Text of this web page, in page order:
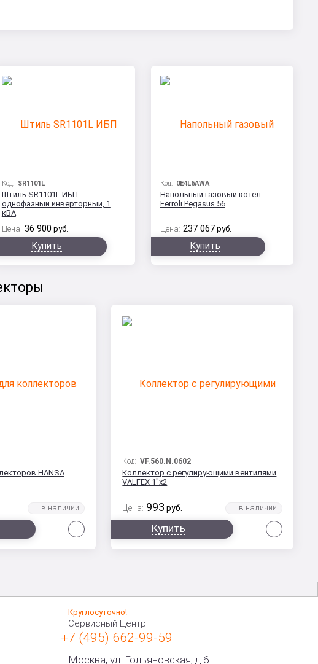
Код: SR1101L
Штиль SR1101L ИБП
однофазный инверторный, 1
кВА
Цена: 36 900 руб.
Купить
Код: 0E4L6AWA
Напольный газовый котел
Ferroli Pegasus 56
Цена: 237 067 руб.
Купить
HANSA
Код:VF.560.N.0602
Коллектор с регулирующими вентилями
VALFEX 1"х2
Цена: 993 руб.
Купить
Круглосуточно!
Сервисный Центр:
+7 (495) 662-99-59
Москва, ул. Гольяновская, д.6